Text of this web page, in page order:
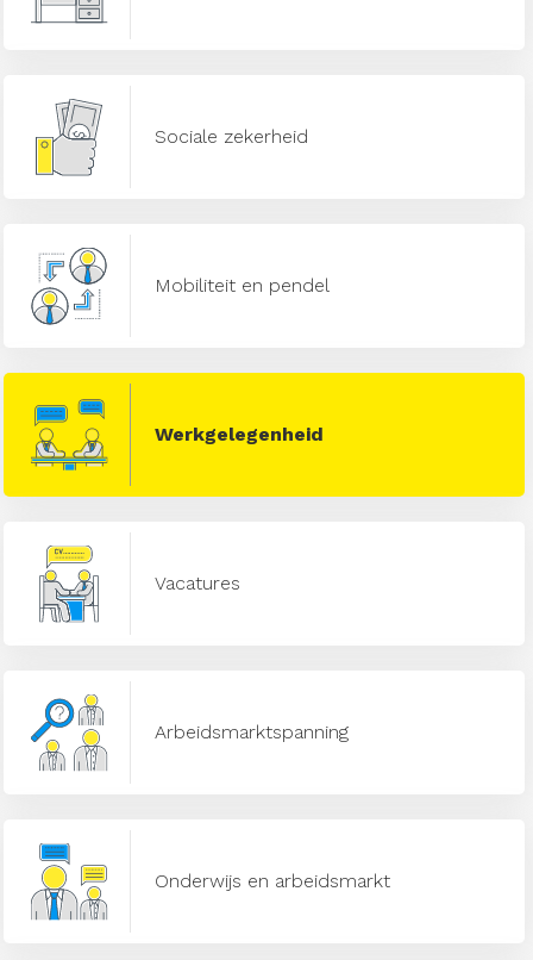
Sociale zekerheid
Mobiliteit en pendel
Werkgelegenheid
Vacatures
Arbeidsmarktspanning
Onderwijs en arbeidsmarkt